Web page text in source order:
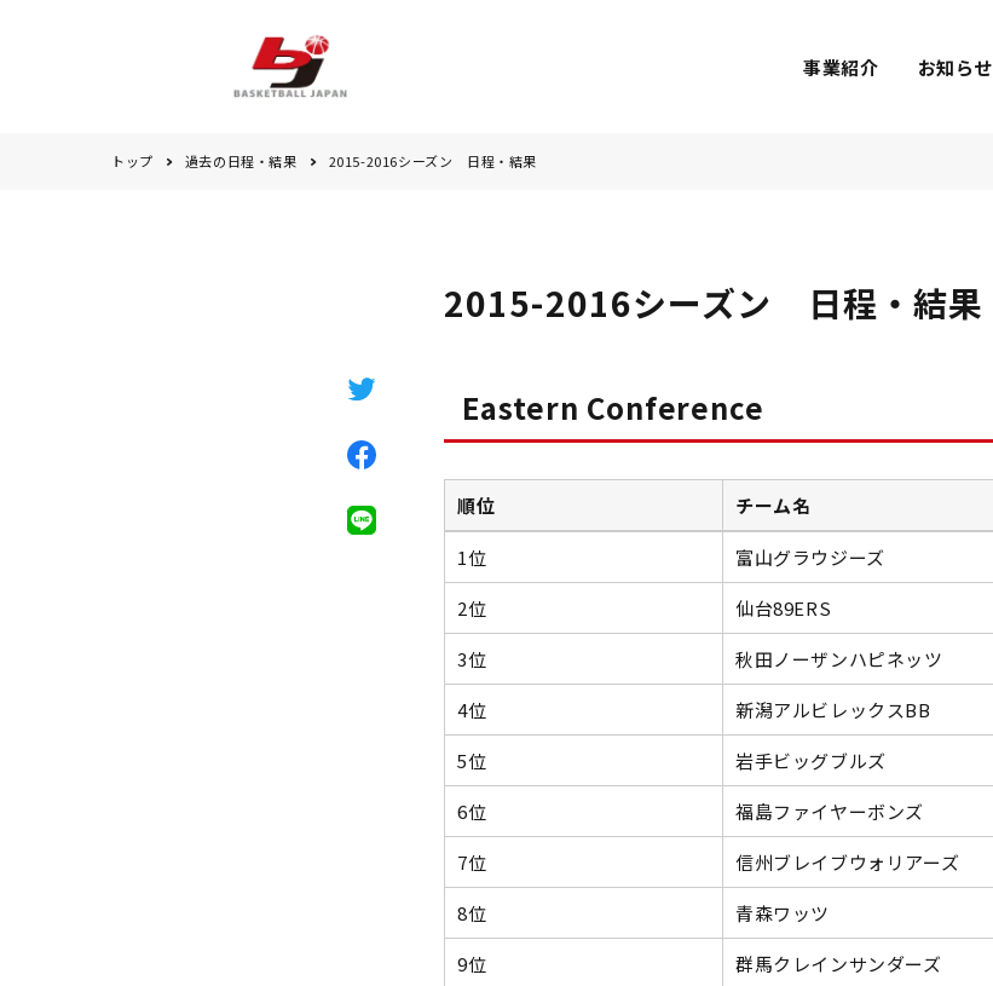
事業紹介 お知らせ
トップ 過去の日程・結果 2015-2016シーズン 日程・結果
2015-2016シーズン 日程・結果
Eastern Conference
順位 チーム名
1位 富山グラウジーズ
2位
仙台89ERS
3位
秋田ノーザンハピネッツ
4位
新潟アルビレックスBB
5位
岩手ビッグブルズ
6位
福島ファイヤーボンズ
7位
信州ブレイブウォリアーズ
8位
青森ワッツ
9位
群馬クレインサンダーズ